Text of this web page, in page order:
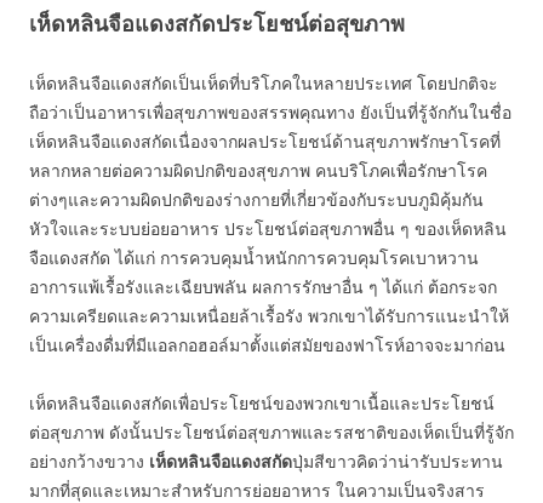
เห็ดหลินจือแดงสกัดประโยชน์ต่อสุขภาพ
เห็ดหลินจือแดงสกัดเป็นเห็ดที่บริโภคในหลายประเทศ โดยปกติจะ
ถือว่าเป็นอาหารเพื่อสุขภาพของสรรพคุณทาง ยังเป็นที่รู้จักกันในชื่อ
เห็ดหลินจือแดงสกัดเนื่องจากผลประโยชน์ด้านสุขภาพรักษาโรคที่
หลากหลายต่อความผิดปกติของสุขภาพ คนบริโภคเพื่อรักษาโรค
ต่างๆและความผิดปกติของร่างกายที่เกี่ยวข้องกับระบบภูมิคุ้มกัน
หัวใจและระบบย่อยอาหาร ประโยชน์ต่อสุขภาพอื่น ๆ ของเห็ดหลิน
จือแดงสกัด ได้แก่ การควบคุมน้ำหนักการควบคุมโรคเบาหวาน
อาการแพ้เรื้อรังและเฉียบพลัน ผลการรักษาอื่น ๆ ได้แก่ ต้อกระจก
ความเครียดและความเหนื่อยล้าเรื้อรัง พวกเขาได้รับการแนะนำให้
เป็นเครื่องดื่มที่มีแอลกอฮอล์มาตั้งแต่สมัยของฟาโรห์อาจจะมาก่อน
เห็ดหลินจือแดงสกัดเพื่อประโยชน์ของพวกเขาเนื้อและประโยชน์
ต่อสุขภาพ ดังนั้นประโยชน์ต่อสุขภาพและรสชาติของเห็ดเป็นที่รู้จัก
อย่างกว้างขวาง เห็ดหลินจือแดงสกัดปุ่มสีขาวคิดว่าน่ารับประทาน
มากที่สุดและเหมาะสำหรับการย่อยอาหาร ในความเป็นจริงสาร